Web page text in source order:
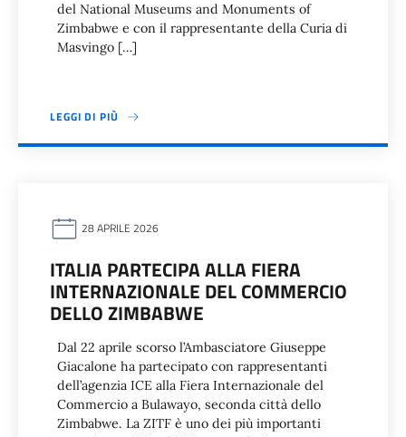
del National Museums and Monuments of
Zimbabwe e con il rappresentante della Curia di
Masvingo […]
LEGGI DI PIÙ
28 APRILE 2026
ITALIA PARTECIPA ALLA FIERA
INTERNAZIONALE DEL COMMERCIO
DELLO ZIMBABWE
Dal 22 aprile scorso l’Ambasciatore Giuseppe
Giacalone ha partecipato con rappresentanti
dell’agenzia ICE alla Fiera Internazionale del
Commercio a Bulawayo, seconda città dello
Zimbabwe. La ZITF è uno dei più importanti